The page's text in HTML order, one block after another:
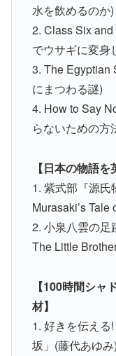
水を飲めるのか)
2. Class Six
でウサギに変身
3. The Egyptian
にまつわる謎)
4. How to Say
らないための方
【日本の物語を
1. 紫式部『源
Murasaki’s Tale
2. 小泉八雲の足
The Little
【100時間シャ
材】
1. 好きを伝え
坂」(藤代あゆみ)